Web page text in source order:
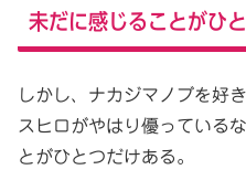
未だに感じることがひ
しかし、ナカジマノブを好
スヒロがやはり優っている
とがひとつだけある。